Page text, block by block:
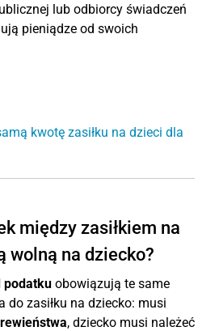
lub odbiorcy świadczeń
pieniądze od swoich
kwotę zasiłku na dzieci dla
między zasiłkiem na
wolną na dziecko?
podatku obowiązują te same
do zasiłku na dziecko: musi
, dziecko musi należeć